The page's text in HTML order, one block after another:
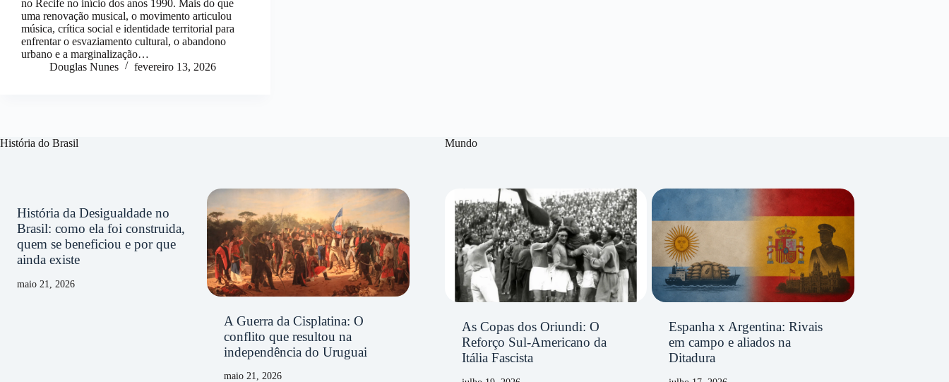
no Recife no início dos anos 1990. Mais do que
uma renovação musical, o movimento articulou
música, crítica social e identidade territorial para
enfrentar o esvaziamento cultural, o abandono
urbano e a marginalização…
Douglas Nunes
fevereiro 13, 2026
História do Brasil
História da Desigualdade no
Brasil: como ela foi construida,
quem se beneficiou e por que
ainda existe
maio 21, 2026
A Guerra da Cisplatina: O
conflito que resultou na
independência do Uruguai
maio 21, 2026
Mundo
As Copas dos Oriundi: O
Reforço Sul-Americano da
Itália Fascista
Espanha x Argentina: Rivais
em campo e aliados na
Ditadura